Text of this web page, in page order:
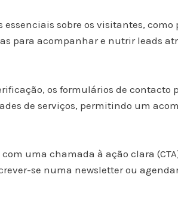
sobre os visitantes, como
para acompanhar e nutrir leads
os formulários de contacto
de serviços, permitindo um
uma chamada à ação clara
se numa newsletter ou